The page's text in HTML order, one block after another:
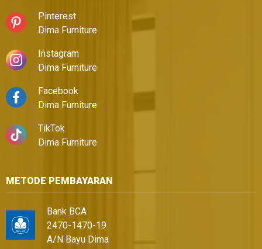
Pinterest
Dima Furniture
Instagram
Dima Furniture
Facebook
Dima Furniture
TikTok
Dima Furniture
METODE PEMBAYARAN
Bank BCA
2470-1470-19
A/N Bayu Dima